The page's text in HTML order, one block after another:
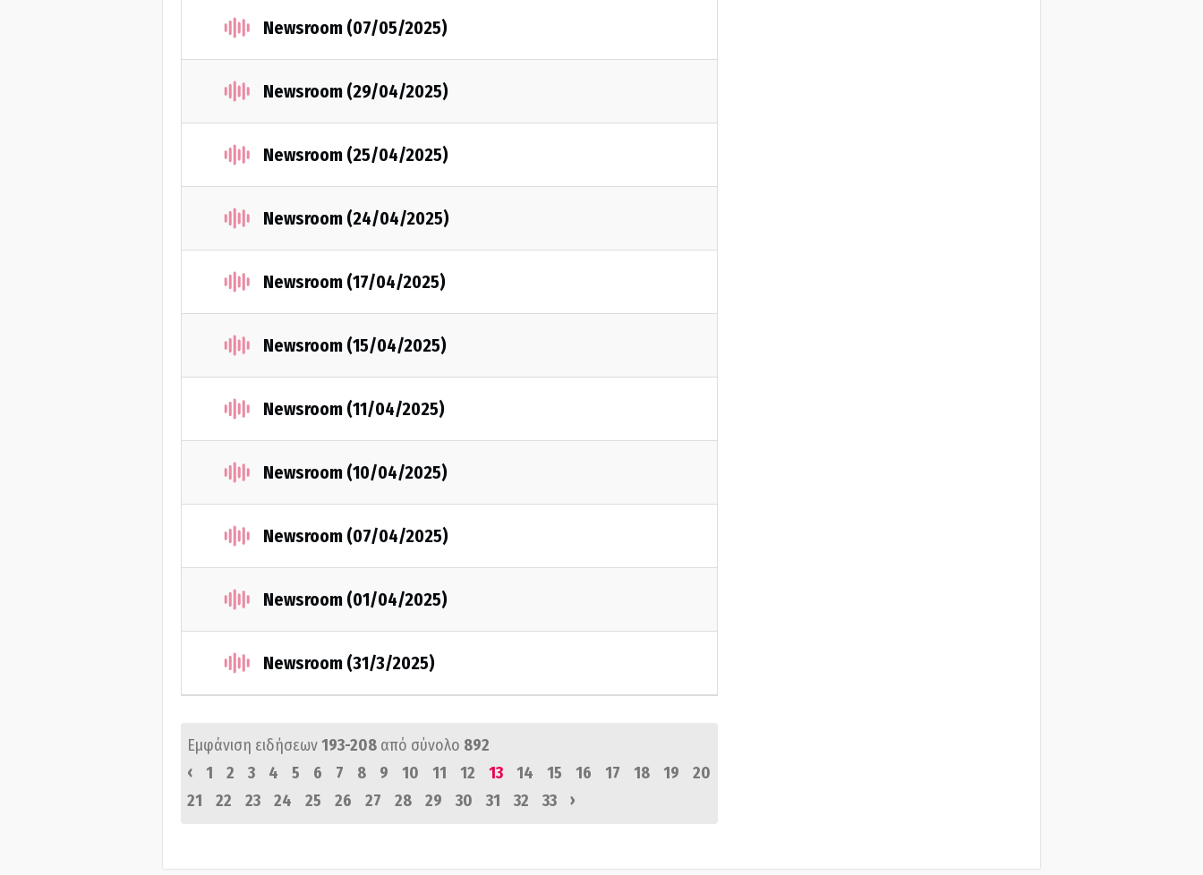
Newsroom (07/05/2025)
Newsroom (29/04/2025)
Newsroom (25/04/2025)
Newsroom (24/04/2025)
Newsroom (17/04/2025)
Newsroom (15/04/2025)
Newsroom (11/04/2025)
Newsroom (10/04/2025)
Newsroom (07/04/2025)
Newsroom (01/04/2025)
Newsroom (31/3/2025)
Εμφάνιση ειδήσεων193-208 από σύνολο 892
‹
1 2 3 4 5 6 7 8 9 10 11 12 13 14 15 16 17 18 19
20
21
22 23 24 25 26 27 28 29 30 31 32 33 ›